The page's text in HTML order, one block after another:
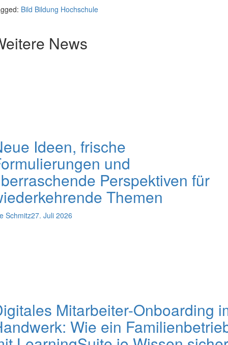
Bild Bildung Hochschule
News
Ideen, frische
und
Perspektiven für
Themen
Schmitz27. Juli 2026
Mitarbeiter-Onboarding
Wie ein